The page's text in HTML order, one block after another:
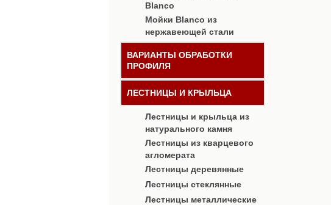
Blanco
Мойки Blanco из
нержавеющей стали
ВАРИАНТЫ ОБРАБОТКИ
ПРОФИЛЯ
ЛЕСТНИЦЫ И КРЫЛЬЦА
Лестницы и крыльца из
натурального камня
Лестницы из кварцевого
агломерата
Лестницы деревянные
Лестницы стеклянные
Лестницы металлические